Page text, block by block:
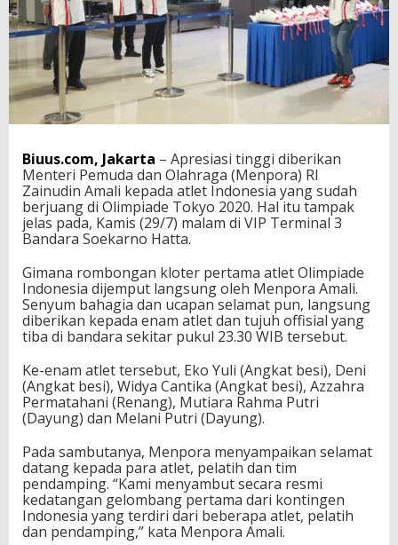
r
P
e
r
a
m
A
t
l
e
t
O
a
m
p
i
a
e
I
n
d
n
e
s
i
a
D
Biuus.com, Jakarta – Apresiasi tinggi diberikan
Menteri Pemuda dan Olahraga (Menpora) RI
Zainudin Amali kepada atlet Indonesia yang sudah
berjuang di Olimpiade Tokyo 2020. Hal itu tampak
jelas pada, Kamis (29/7) malam di VIP Terminal 3
Bandara Soekarno Hatta.
Gimana rombongan kloter pertama atlet Olimpiade
Indonesia dijemput langsung oleh Menpora Amali.
Senyum bahagia dan ucapan selamat pun, langsung
diberikan kepada enam atlet dan tujuh offisial yang
tiba di bandara sekitar pukul 23.30 WIB tersebut.
Ke-enam atlet tersebut, Eko Yuli (Angkat besi), Deni
(Angkat besi), Widya Cantika (Angkat besi), Azzahra
Permatahani (Renang), Mutiara Rahma Putri
(Dayung) dan Melani Putri (Dayung).
Pada sambutanya, Menpora menyampaikan selamat
datang kepada para atlet, pelatih dan tim
pendamping. “Kami menyambut secara resmi
kedatangan gelombang pertama dari kontingen
Indonesia yang terdiri dari beberapa atlet, pelatih
dan pendamping,” kata Menpora Amali.